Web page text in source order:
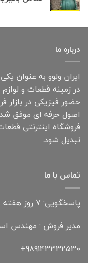
درباره ما
ایران ولوو به عنوان
در زمینه قطعات و
حضور فیزیکی در بازار
اصول حرفه ای موفق
فروشگاه اینترنتی
تبدیل شود.
تماس با ما
پاسخگویی: 7 روز هفته ، 9 الی 22
مدیر فروش : مهندس
989143332530+